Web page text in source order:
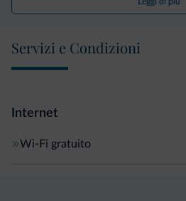
Servizi e Condizioni
Internet
Wi-Fi gratuito